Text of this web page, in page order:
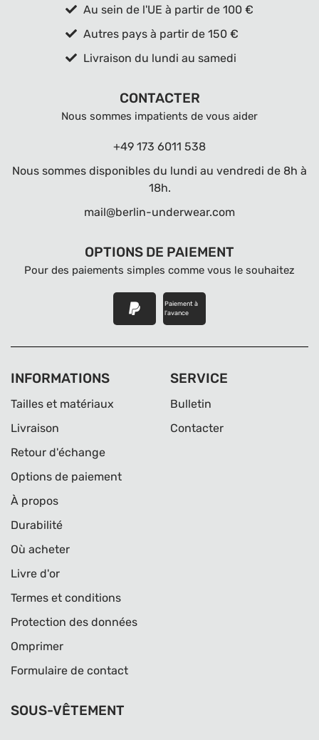
Au sein de l'UE à partir de 100 €
Autres pays à partir de 150 €
Livraison du lundi au samedi
CONTACTER
Nous sommes impatients de vous aider
+49 173 6011 538
Nous sommes disponibles du lundi au vendredi de 8h à
18h.
mail@berlin-underwear.com
OPTIONS DE PAIEMENT
Pour des paiements simples comme vous le souhaitez
Paiement à
l'avance
INFORMATIONS
Tailles et matériaux
Livraison
Retour d'échange
Options de paiement
À propos
Durabilité
Où acheter
Livre d'or
Termes et conditions
Protection des données
Omprimer
Formulaire de contact
SERVICE
Bulletin
Contacter
SOUS-VÊTEMENT